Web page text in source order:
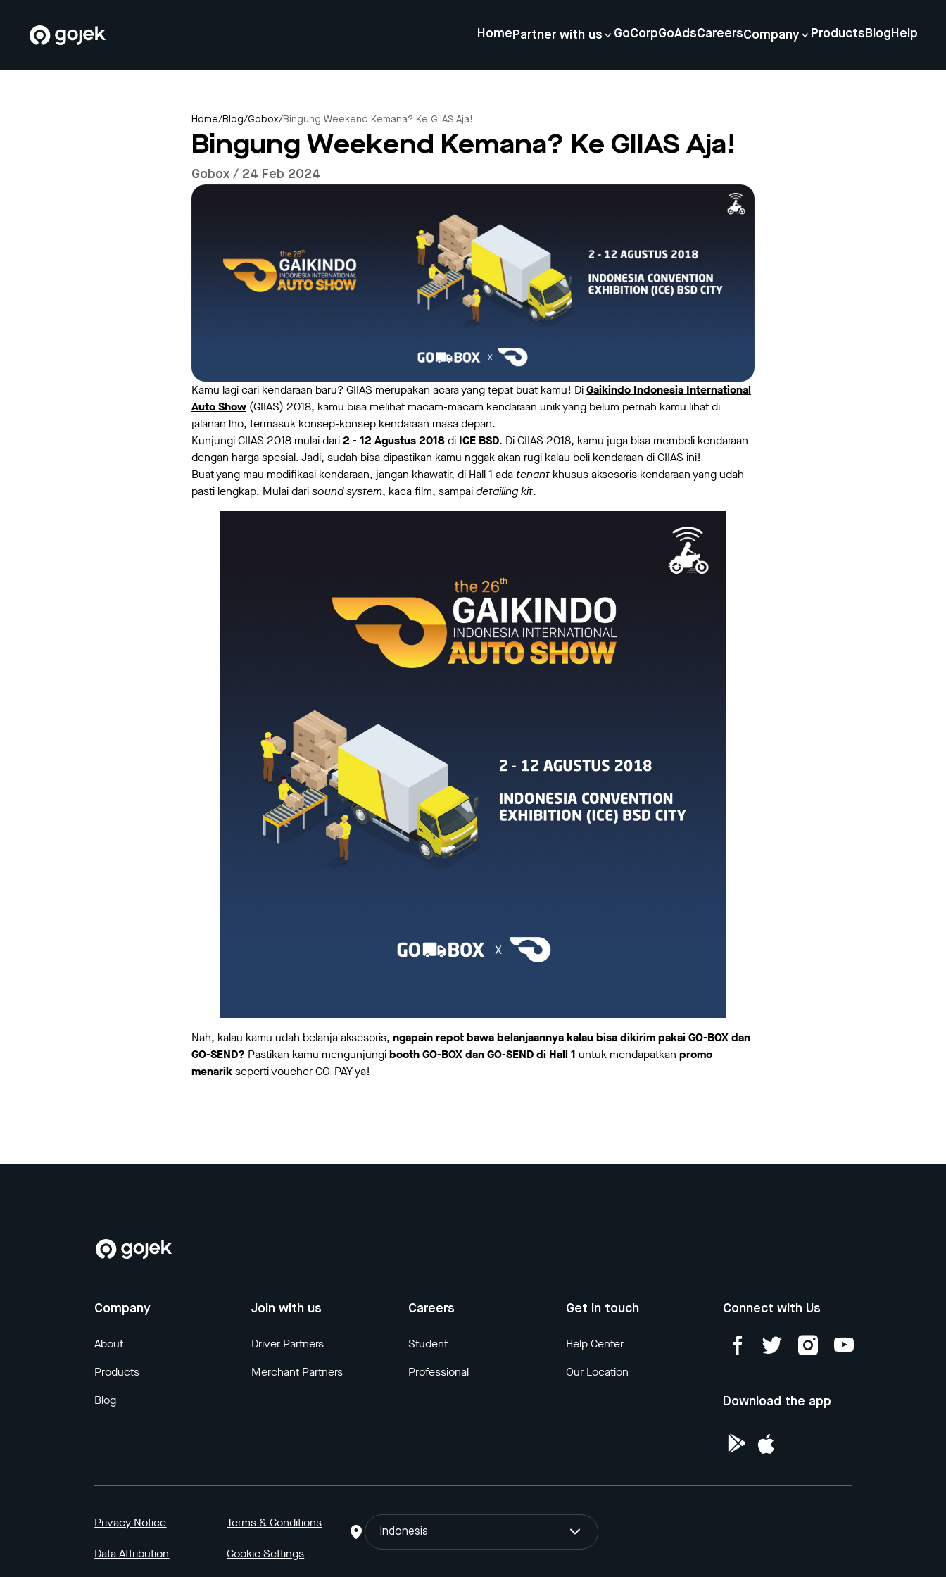
Home Partner with us GoCorpGoAdsCareersCompany Products Blog Help
Home/Blog/Gobox/Bingung Weekend Kemana? Ke GIIAS Aja!
Bingung Weekend Kemana? Ke GIIAS Aja!
Gobox / 24 Feb 2024
Kamu lagi cari kendaraan baru? GIIAS merupakan acara yang tepat buat kamu! DiGaikindo Indonesia International
Auto Show (GIIAS) 2018, kamu bisa melihat macam-macam kendaraan unik yang belum pernah kamu lihat di
jalanan lho, termasuk konsep-konsep kendaraan masa depan.
Kunjungi GIIAS 2018 mulai dari2 - 12 Agustus 2018di ICE BSD. Di GIIAS 2018, kamu juga bisa membeli kendaraan
dengan harga spesial. Jadi, sudah bisa dipastikan kamu nggak akan rugi kalau beli kendaraan di GIIAS ini!
Buat yang mau modifikasi kendaraan, jangan khawatir, di Hall 1 ada tenant khusus aksesoris kendaraan yang udah
pasti lengkap. Mulai darisound system, kaca film, sampaidetailing kit.
Nah, kalau kamu udah belanja aksesoris, ngapain repot bawa belanjaannya kalau bisa dikirim pakai GO-BOX dan
GO-SEND? Pastikan kamu mengunjungibooth GO-BOX dan GO-SEND di Hall 1 untuk mendapatkan promo
menarikseperti voucher GO-PAY ya!
Company
About
Products
Blog
Join with us
Driver Partners
Merchant Partners
Careers
Student
Professional
Get in touch
Help Center
Our Location
Connect with Us
Download the app
Privacy Notice Terms & Conditions
Data Attribution Cookie Settings
Indonesia